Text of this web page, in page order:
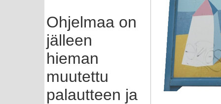
Ohjelmaa on
jälleen
hieman
muutettu
palautteen ja